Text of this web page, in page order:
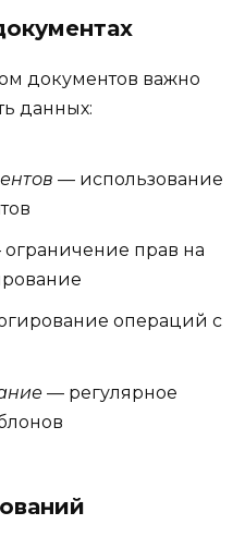
документов важно
данных:
— использование
прав на
операций с
— регулярное